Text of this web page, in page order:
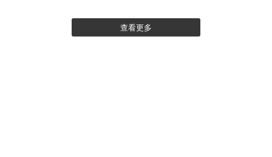
查看更多